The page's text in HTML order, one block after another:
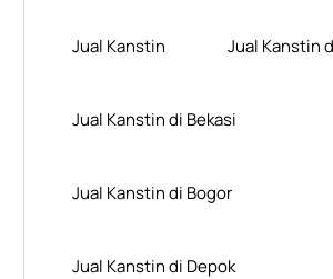
Jual Kanstin Jual Kanstin
Jual Kanstin di Bekasi
Jual Kanstin di Bogor
Jual Kanstin di Depok